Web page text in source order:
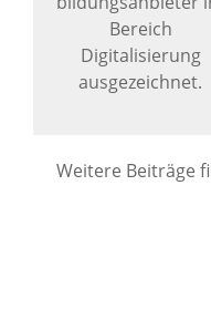
Bereich
Digitalisierung
ausgezeichnet.
Weitere Beiträge